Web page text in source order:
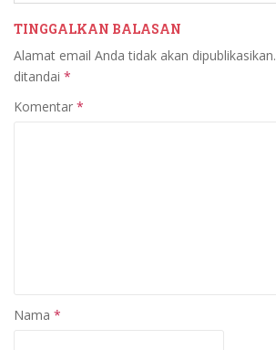
TINGGALKAN BALASAN
Alamat email Anda tidak akan dipublikasikan.
ditandai *
Komentar *
Nama *